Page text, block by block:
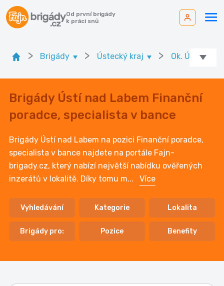
Od první brigády
k práci snů
> Brigády > Ústecký kraj > Ok. Ústí nad
Brigády Ústí nad Labem Finanční
poradce, specialista v bance
Brigády Ústí nad Labem na pozici Finanční poradce,
specialista v bance najdete na portále Fajn-
brigady.cz, který nabízí největší nabídku ověřených
inzerátů v lokalitě. Díky tomu m... Více
Vyhledávání Kategorie Lokalita
Brigády pro: Pozice Benefity